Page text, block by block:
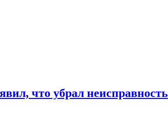
что убрал неисправность